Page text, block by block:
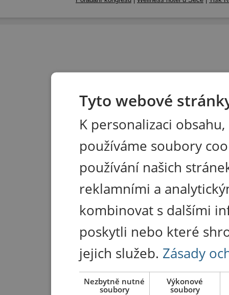
Tyto webové
K personalizaci
používáme soubory
používání našich
reklamními a
kombinovat s dalšími
poskytli nebo které
jejich služeb. Zásady
Nezbytně nutné
soubory
Výkonové
soubory